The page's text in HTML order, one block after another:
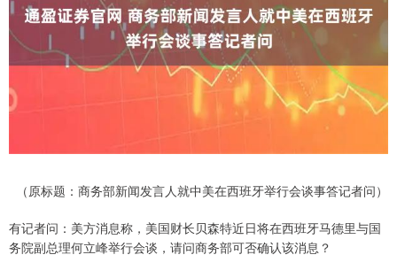
（原标题：商务部新闻发言人就中美在西班牙举行会谈事答记者问）
有记者问：美方消息称，美国财长贝森特近日将在西班牙马德里与国
务院副总理何立峰举行会谈，请问商务部可否确认该消息？